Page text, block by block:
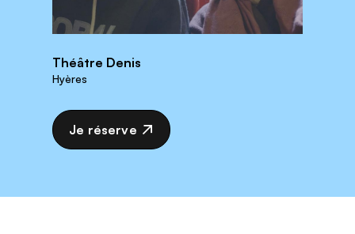
Théâtre Denis
Hyères
Je réserve